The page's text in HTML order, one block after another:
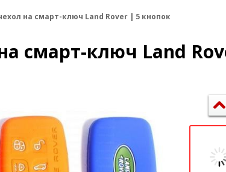
на смарт-ключ Land Rover | 5 кнопок
смарт-ключ Land